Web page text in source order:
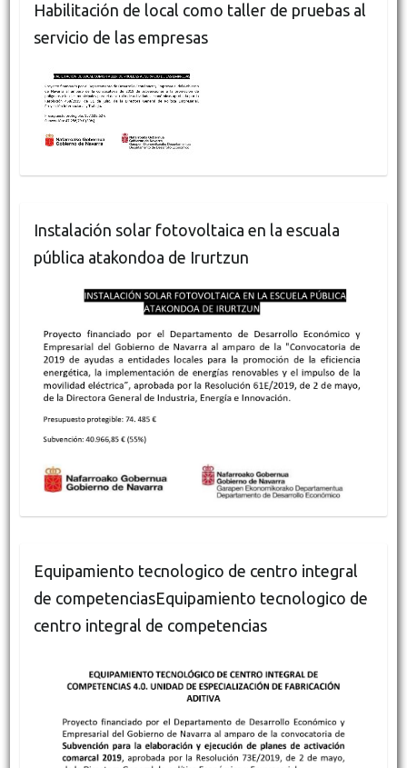
Habilitación de local como taller de pruebas al
servicio de las empresas
Instalación solar fotovoltaica en la escuala
pública atakondoa de Irurtzun
Equipamiento tecnologico de centro integral
de competenciasEquipamiento tecnologico de
centro integral de competencias